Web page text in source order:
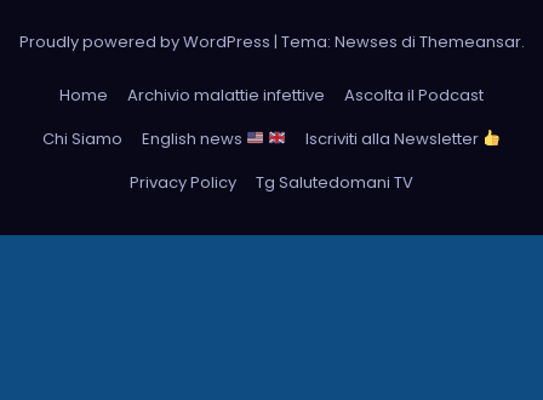
Proudly powered by WordPress | Tema: Newses di Themeansar.
Home Archivio malattie infettive
Ascolta il Podcast
Chi Siamo
English news
Iscriviti alla Newsletter
Privacy Policy
Tg Salutedomani TV